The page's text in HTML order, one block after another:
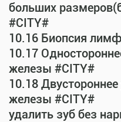
больших
#CITY#
10.16 Биопсия
10.17
железы #CITY#
10.18
железы #CITY#
удалить зуб без